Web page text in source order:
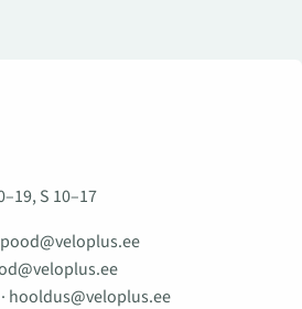
S 10–17
· hooldus@veloplus.ee